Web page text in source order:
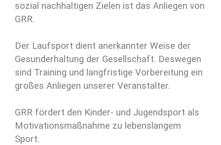
sozial nachhaltigen Zielen ist das Anliegen von
GRR.
Der Laufsport dient anerkannter Weise der
Gesunderhaltung der Gesellschaft. Deswegen
sind Training und langfristige Vorbereitung ein
großes Anliegen unserer Veranstalter.
GRR fördert den Kinder- und Jugendsport als
Motivationsmaßnahme zu lebenslangem
Sport.